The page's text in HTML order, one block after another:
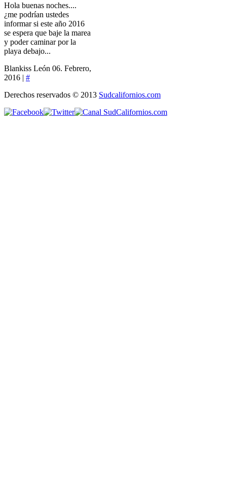
Hola buenas noches....
¿me podrían ustedes
informar si este año 2016
se espera que baje la marea
y poder caminar por la
playa debajo...
Blankiss León 06. Febrero,
2016 | #
Derechos reservados © 2013 Sudcalifornios.com